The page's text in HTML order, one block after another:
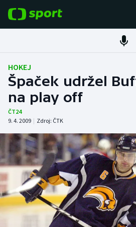
Fotbal
Hokej
Tenis
Atletika
Cyklistika
DALŠÍ SPORTY
Americký fotbal
NEPŘEHLÉDNĚTE
HOKEJ
Špaček udržel
na play off
ČT24
9. 4. 2009 | Zdroj: ČTK